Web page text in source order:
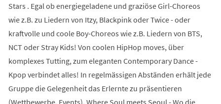
Stars . Egal ob energiegeladene und graziöse Girl-Choreos
wie z.B. zu Liedern von Itzy, Blackpink oder Twice - oder
kraftvolle und coole Boy-Choreos wie z.B. Liedern von BTS,
NCT oder Stray Kids! Von coolen HipHop moves, über
komplexes Tutting, zum eleganten Contemporary Dance -
Kpop verbindet alles! In regelmässigen Abständen erhält jede
Gruppe die Gelegenheit das Erlernte zu präsentieren
(Wettbewerbe, Events). Where Soul meets Seoul - Wo die